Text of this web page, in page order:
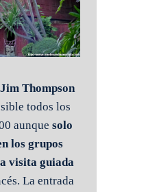
Thompson
todos los
aunque solo
los grupos
visita guiada
La entrada